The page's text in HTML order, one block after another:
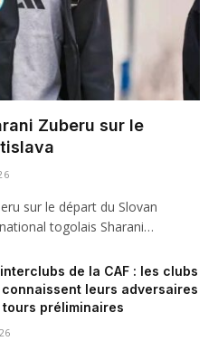
Zuberu sur le
sur le départ du Slovan
togolais Sharani…
de la CAF : les clubs
leurs adversaires
tours préliminaires